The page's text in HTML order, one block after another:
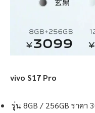
vivo S17 Pro
รุ่น 8GB / 256GB ราคา